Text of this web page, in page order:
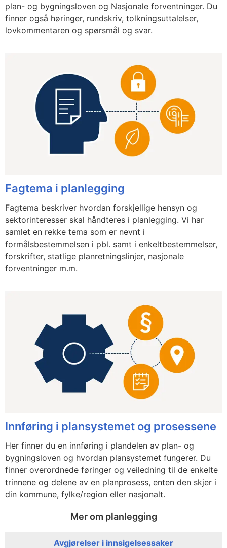
plan- og bygningsloven og Nasjonale forventninger. Du
finner også høringer, rundskriv, tolkningsuttalelser,
lovkommentaren og spørsmål og svar.
Fagtema i planlegging
Fagtema beskriver hvordan forskjellige hensyn og
sektorinteresser skal håndteres i planlegging. Vi har
samlet en rekke tema som er nevnt i
formålsbestemmelsen i pbl. samt i enkeltbestemmelser,
forskrifter, statlige planretningslinjer, nasjonale
forventninger m.m.
Innføring i plansystemet og prosessene
Her finner du en innføring i plandelen av plan- og
bygningsloven og hvordan plansystemet fungerer. Du
finner overordnede føringer og veiledning til de enkelte
trinnene og delene av en planprosess, enten den skjer i
din kommune, fylke/region eller nasjonalt.
Mer om planlegging
Avgjørelser i innsigelsessaker